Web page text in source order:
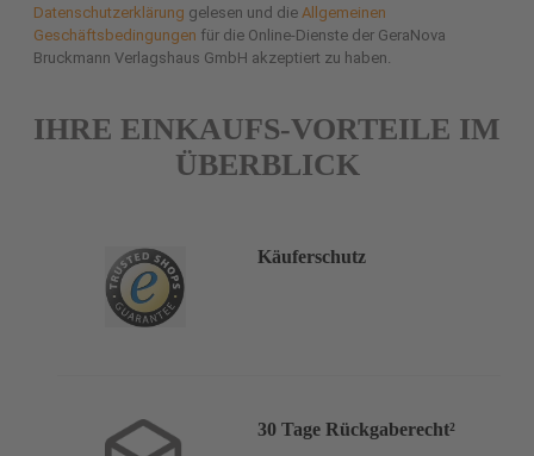
Datenschutzerklärung gelesen und die Allgemeinen
Geschäftsbedingungen für die Online-Dienste der GeraNova
Bruckmann Verlagshaus GmbH akzeptiert zu haben.
IHRE EINKAUFS-VORTEILE IM
ÜBERBLICK
Käuferschutz
30 Tage Rückgaberecht²